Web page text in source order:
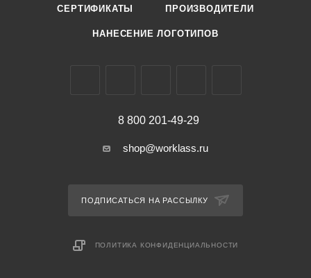
СЕРТИФИКАТЫ ПРОИЗВОДИТЕЛИ
НАНЕСЕНИЕ ЛОГОТИПОВ
8 800 201-49-29
shop@worklass.ru
ПОДПИСАТЬСЯ НА РАССЫЛКУ
ПОЛИТИКА КОНФИДЕНЦИАЛЬНОСТИ